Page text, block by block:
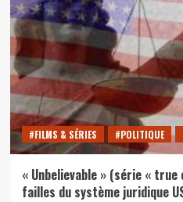
les
féminicides
en
2019
#FILMS & SÉRIES #POLITIQUE
« Unbelievable » (série «
failles du système juridique